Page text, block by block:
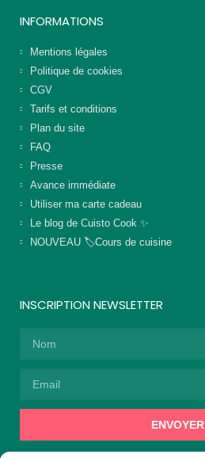
INFORMATIONS
Mentions légales
Politique de cookies
CGV
Tarifs et conditions
Plan du site
FAQ
Presse
Avance immédiate
Utiliser ma carte cadeau
Le blog de Cuisto Cook ✨
NOUVEAU 🏷️Cours de cuisine
INSCRIPTION NEWSLETTER
ENVOYER
Alternative: